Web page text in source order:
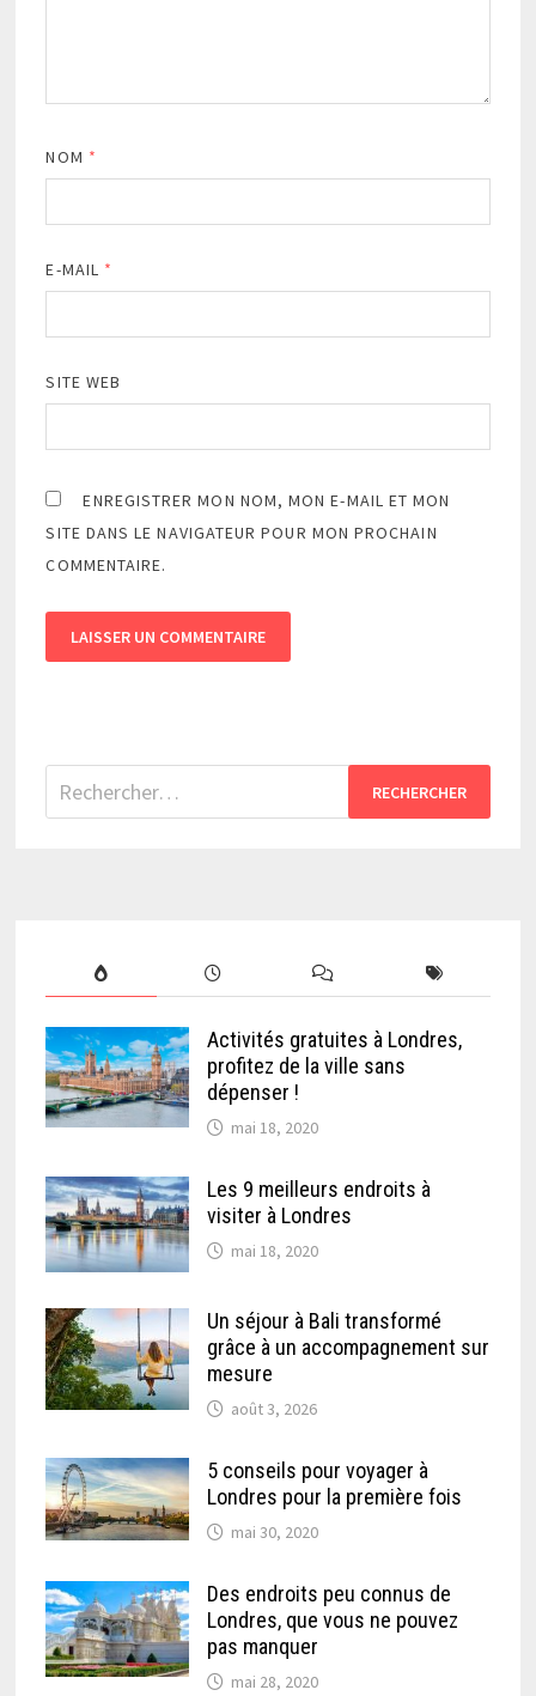
NOM *
E-MAIL *
SITE WEB
ENREGISTRER MON NOM, MON E-MAIL ET MON
SITE DANS LE NAVIGATEUR POUR MON PROCHAIN
COMMENTAIRE.
Rechercher :
Activités gratuites à Londres,
profitez de la ville sans
dépenser !
mai 18, 2020
Les 9 meilleurs endroits à
visiter à Londres
mai 18, 2020
Un séjour à Bali transformé
grâce à un accompagnement sur
mesure
août 3, 2026
5 conseils pour voyager à
Londres pour la première fois
mai 30, 2020
Des endroits peu connus de
Londres, que vous ne pouvez
pas manquer
mai 28, 2020